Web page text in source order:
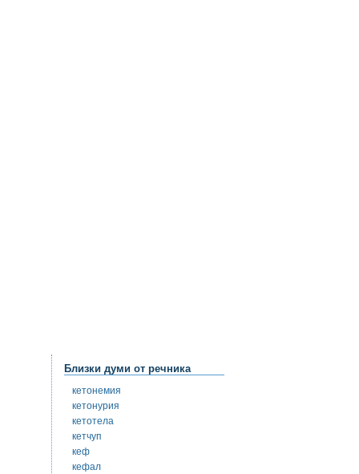
Близки думи от речника
кетонемия
кетонурия
кетотела
кетчуп
кеф
кефал